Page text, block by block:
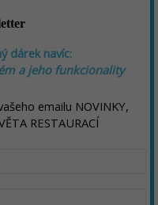
dárek navíc:
a jeho funkcionality
emailu NOVINKY,
RESTAURACÍ